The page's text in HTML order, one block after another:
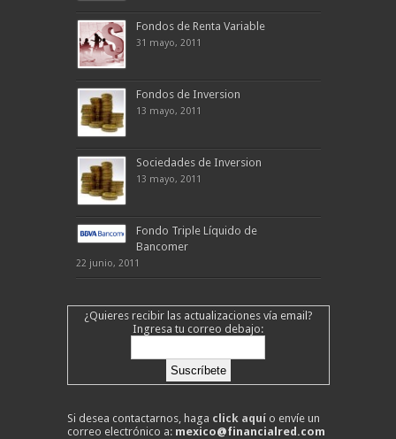
Fondos de Renta Variable
31 mayo, 2011
Fondos de Inversion
13 mayo, 2011
Sociedades de Inversion
13 mayo, 2011
Fondo Triple Líquido de
Bancomer
22 junio, 2011
¿Quieres recibir las actualizaciones vía email?
Ingresa tu correo debajo:
Si desea contactarnos, haga click aquío envíe un
correo electrónico a: mexico@financialred.com